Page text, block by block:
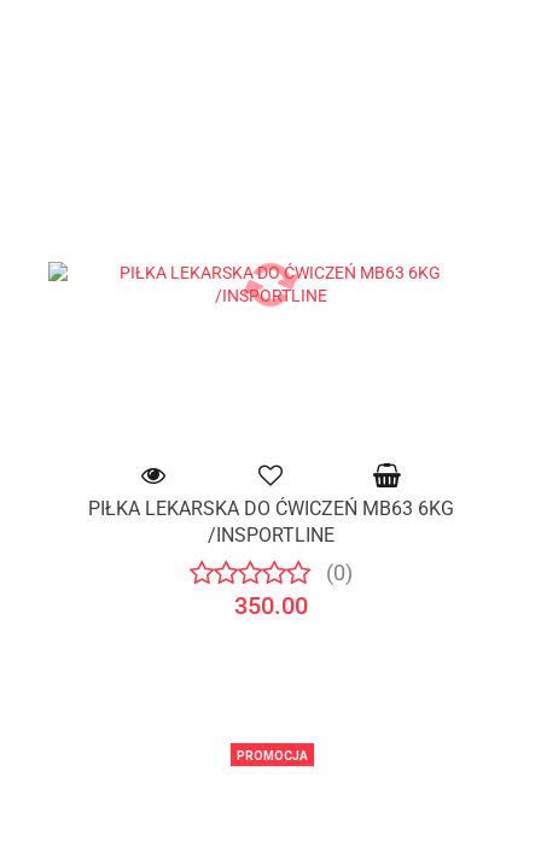
PIŁKA LEKARSKA DO ĆWICZEŃ MB63 6KG
/INSPORTLINE
(0)
350.00
PROMOCJA